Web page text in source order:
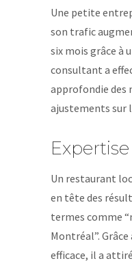
Une petite
son trafic
six mois grâce à
consultant a
approfondie des
ajustements sur
Un restaurant
en tête des
termes comme
Montréal”. Grâce
efficace, il a